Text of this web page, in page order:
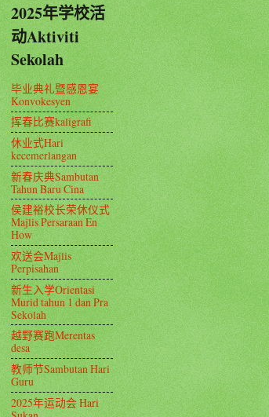
2025年学校活
动Aktiviti
Sekolah
毕业典礼暨感恩宴
Konvokesyen
挥春比赛kaligrafi
休业式Hari
kecemerlangan
新春庆典Sambutan
Tahun Baru Cina
侯建裕校长荣休仪式
Majlis Persaraan En
How
欢送会Majlis
Perpisahan
新生入学Orientasi
Murid tahun 1 dan Pra
Sekolah
越野赛跑Merentas
desa
教师节Sambutan Hari
Guru
2025年运动会 Hari